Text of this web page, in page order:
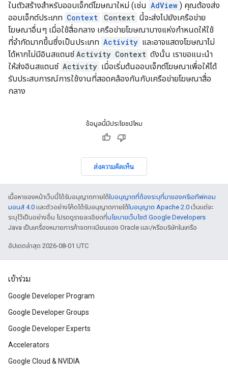
ในตัวสร้างสำหรับออบเจ็กต์โฆษณาใหม่ (เช่น AdView ) คุณต้องส่ง
ออบเจ็กต์ประเภท Context Context นี้จะส่งไปยังเครือข่าย
โฆษณาอื่นๆ เมื่อใช้สื่อกลาง เครือข่ายโฆษณาบางแห่งกำหนดให้ใช้
ที่จำกัดมากขึ้นซึ่งเป็นประเภท Activity และอาจแสดงโฆษณาไม่
ได้หากไม่มีอินสแตนซ์ Activity Context ดังนั้น เราขอแนะนำ
ให้ส่งอินสแตนซ์ Activity เมื่อเริ่มต้นออบเจ็กต์โฆษณาเพื่อให้ได้
รับประสบการณ์การใช้งานที่สอดคล้องกันกับเครือข่ายโฆษณาสื่อ
กลาง
ข้อมูลนี้มีประโยชน์ไหม
ส่งความคิดเห็น
เนื้อหาของหน้าเว็บนี้ได้รับอนุญาตภายใต้ใบอนุญาตที่ต้องระบุที่มาของครีเอทีฟคอม
มอนส์ 4.0 และตัวอย่างโค้ดได้รับอนุญาตภายใต้ใบอนุญาต Apache 2.0 เว้นแต่จะ
ระบุไว้เป็นอย่างอื่น โปรดดูรายละเอียดที่นโยบายเว็บไซต์ Google Developers
Java เป็นเครื่องหมายการค้าจดทะเบียนของ Oracle และ/หรือบริษัทในเครือ
อัปเดตล่าสุด 2026-08-01 UTC
เข้าร่วม
Google Developer Program
Google Developer Groups
Google Developer Experts
Accelerators
Google Cloud & NVIDIA